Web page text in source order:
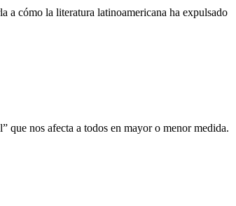
a cómo la literatura latinoamericana ha expulsado
que nos afecta a todos en mayor o menor medida.